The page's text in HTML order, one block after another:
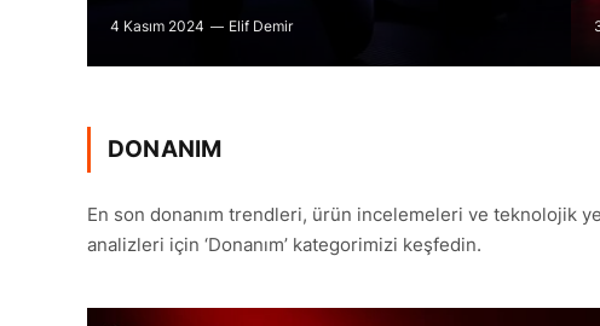
4 Kasım 2024 Elif Demir
DONANIM
En son donanım trendleri, ürün incelemeleri ve teknolojik
analizleri için ‘Donanım’ kategorimizi keşfedin.